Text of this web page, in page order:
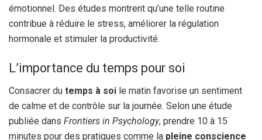
émotionnel. Des études montrent qu’une telle routine
contribue à réduire le stress, améliorer la régulation
hormonale et stimuler la productivité.
L’importance du temps pour soi
Consacrer du temps à soi le matin favorise un sentiment
de calme et de contrôle sur la journée. Selon une étude
publiée dans Frontiers in Psychology, prendre 10 à 15
minutes pour des pratiques comme la pleine conscience